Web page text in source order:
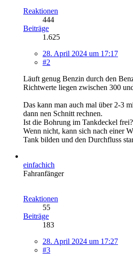
Reaktionen
444
Beiträge
1.625
28. April 2024 um 17:17
#2
Läuft genug Benzin durch den
Richtwerte liegen zwischen 300
Das kann man auch mal über 2-3
dann nen Schnitt rechnen.
Ist die Bohrung im Tankdeckel frei?
Wenn nicht, kann sich nach einer
Tank bilden und den Durchfluss
einfachich
Fahranfänger
Reaktionen
55
Beiträge
183
28. April 2024 um 17:27
#3